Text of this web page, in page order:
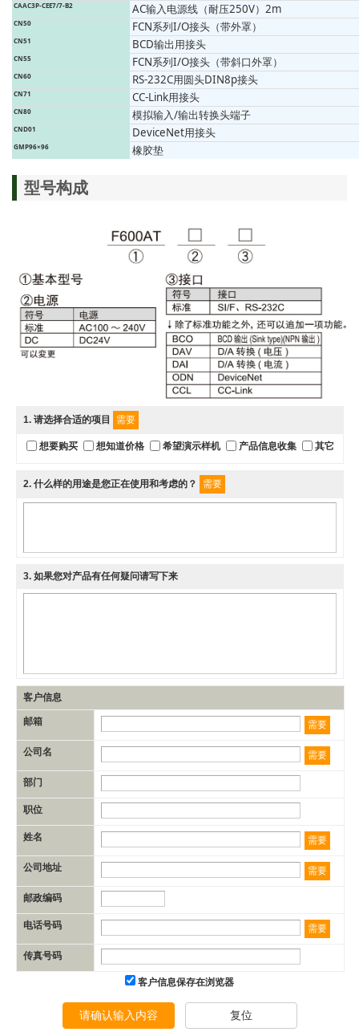
CAAC3P-CEE7/7-B2 AC输入电源线（耐压250V）2m
CN50 FCN系列I/O接头（带外罩）
CN51 BCD输出用接头
CN55 FCN系列I/O接头（带斜口外罩）
CN60 RS-232C用圆头DIN8p接头
CN71 CC-Link用接头
CN80 模拟输入/输出转换头端子
CND01 DeviceNet用接头
GMP96×96 橡胶垫
型号构成
1. 请选择合适的项目 需要
想要购买 想知道价格 希望演示样机 产品信息收集 其它
2. 什么样的用途是您正在使用和考虑的？ 需要
3. 如果您对产品有任何疑问请写下来
客户信息
邮箱 需要
公司名 需要
部门
职位
姓名 需要
公司地址 需要
邮政编码
电话号码 需要
传真号码
客户信息保存在浏览器
请确认输入内容 复位